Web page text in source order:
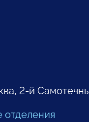
2-й
отделения